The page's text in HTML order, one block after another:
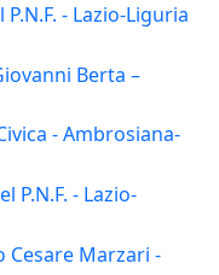
- Lazio-Liguria
Berta –
- Ambrosiana-
P.N.F. - Lazio-
Cesare Marzari -